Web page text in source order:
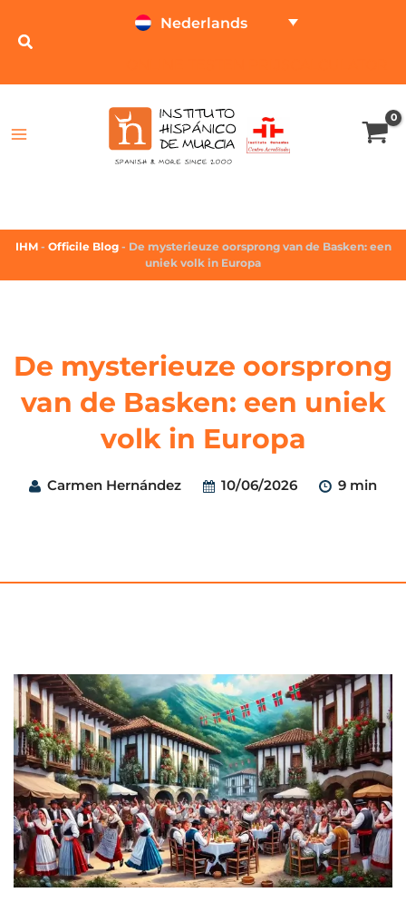
Nederlands
IHM - Officile Blog - De mysterieuze oorsprong van de Basken: een
uniek volk in Europa
De mysterieuze oorsprong
van de Basken: een uniek
volk in Europa
Carmen Hernández 10/06/2026 9 min